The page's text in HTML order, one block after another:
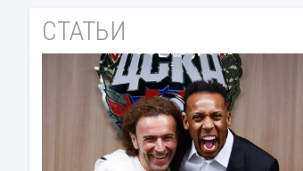
СТАТЬИ